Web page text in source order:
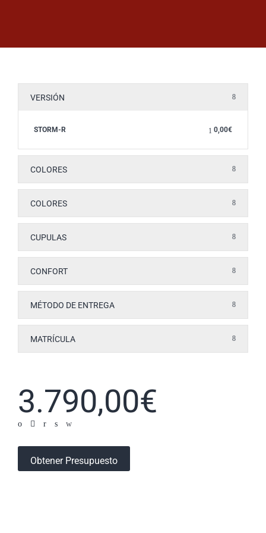
VERSIÓN
STORM-R 0,00€
COLORES
COLORES
CUPULAS
CONFORT
MÉTODO DE ENTREGA
MATRÍCULA
3.790,00€
Obtener Presupuesto